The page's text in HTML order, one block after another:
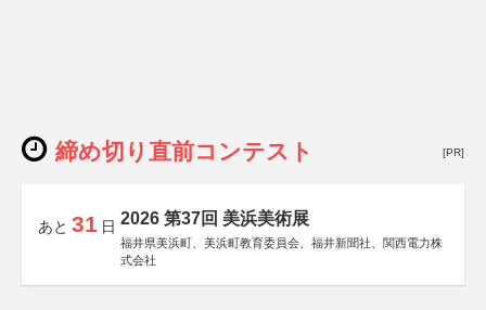
締め切り直前コンテスト [PR]
あと 31 日 2026 第37回 美浜美術展
福井県美浜町、美浜町教育委員会、福井新聞社、関西電力株
式会社